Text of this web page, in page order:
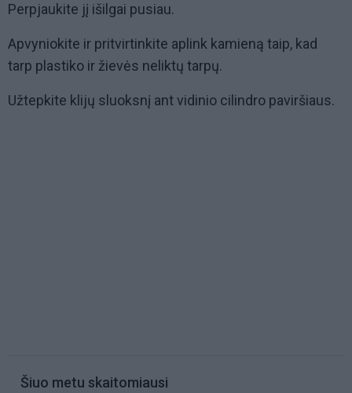
Perpjaukite jį išilgai pusiau.
Apvyniokite ir pritvirtinkite aplink kamieną taip, kad
tarp plastiko ir žievės neliktų tarpų.
Užtepkite klijų sluoksnį ant vidinio cilindro paviršiaus.
Šiuo metu skaitomiausi